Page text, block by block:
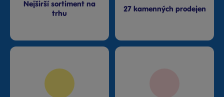
Nejširší sortiment na
trhu
27 kamenných prodejen